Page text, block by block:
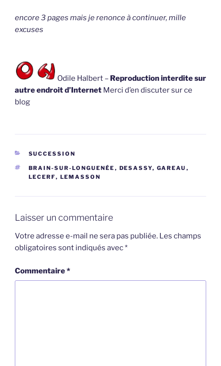
encore 3 pages mais je renonce à continuer, mille
excuses
Odile Halbert – Reproduction interdite sur
autre endroit d’Internet Merci d’en discuter sur ce
blog
CATÉGORIES
SUCCESSION
ÉTIQUETTES
BRAIN-SUR-LONGUENÉE , DESASSY, GAREAU ,
LECERF, LEMASSON
Laisser un commentaire
Votre adresse e-mail ne sera pas publiée. Les champs
obligatoires sont indiqués avec*
Commentaire*